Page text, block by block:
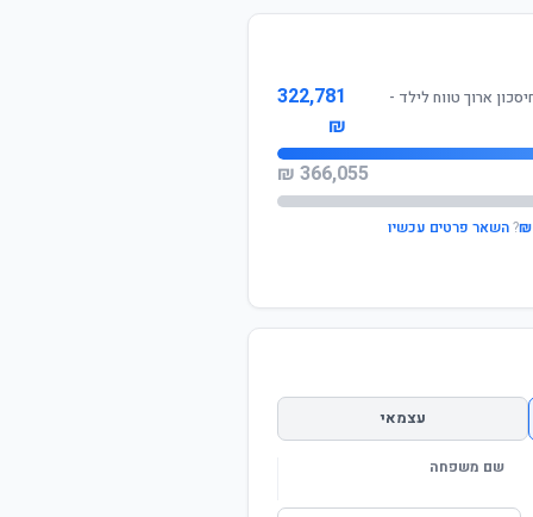
ארוך טווח לילד -
322,781
₪
366,055 ₪
?השאר פרטים עכשיו
עצמאי
שם משפחה